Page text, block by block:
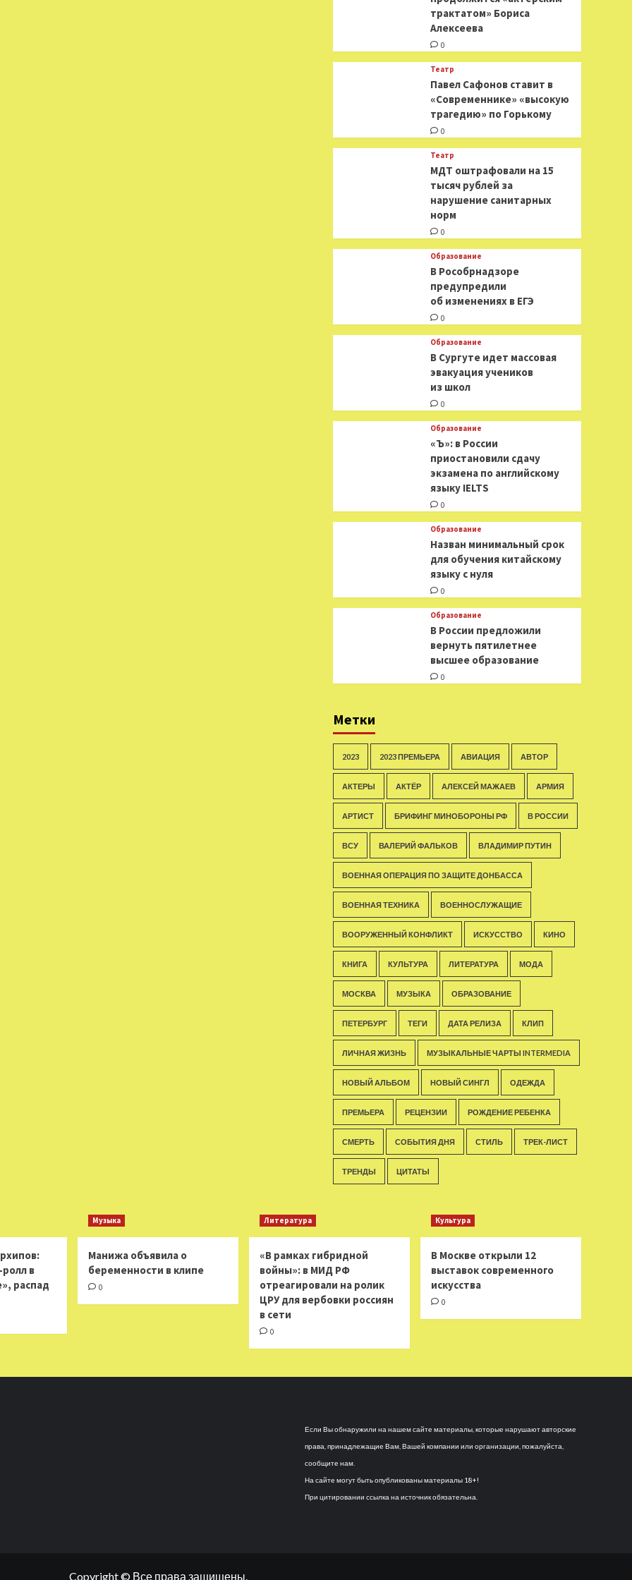
трактатом» Бориса
Алексеева
0
Театр
Павел Сафонов ставит в
«Современнике» «высокую
трагедию» по Горькому
0
Театр
МДТ оштрафовали на 15
тысяч рублей за
нарушение санитарных
норм
0
Образование
В Рособрнадзоре
предупредили
об изменениях в ЕГЭ
0
Образование
В Сургуте идет массовая
эвакуация учеников
из школ
0
Образование
«Ъ»: в России
приостановили сдачу
экзамена по английскому
языку IELTS
0
Образование
Назван минимальный срок
для обучения китайскому
языку с нуля
0
Образование
В России предложили
вернуть пятилетнее
высшее образование
0
Метки
2023 2023 ПРЕМЬЕРА АВИАЦИЯ АВТОР
АКТЕРЫ АКТЁР АЛЕКСЕЙ МАЖАЕВ АРМИЯ
АРТИСТ БРИФИНГ МИНОБОРОНЫ РФ В РОССИИ
ВСУ ВАЛЕРИЙ ФАЛЬКОВ ВЛАДИМИР ПУТИН
ВОЕННАЯ ОПЕРАЦИЯ ПО ЗАЩИТЕ ДОНБАССА
ВОЕННАЯ ТЕХНИКА ВОЕННОСЛУЖАЩИЕ
ВООРУЖЕННЫЙ КОНФЛИКТ ИСКУССТВО КИНО
КНИГА КУЛЬТУРА ЛИТЕРАТУРА МОДА
МОСКВА МУЗЫКА ОБРАЗОВАНИЕ
ПЕТЕРБУРГ ТЕГИ ДАТА РЕЛИЗА КЛИП
ЛИЧНАЯ ЖИЗНЬ МУЗЫКАЛЬНЫЕ ЧАРТЫ INTERMEDIA
НОВЫЙ АЛЬБОМ НОВЫЙ СИНГЛ ОДЕЖДА
ПРЕМЬЕРА РЕЦЕНЗИИ РОЖДЕНИЕ РЕБЕНКА
СМЕРТЬ СОБЫТИЯ ДНЯ СТИЛЬ ТРЕК-ЛИСТ
ТРЕНДЫ ЦИТАТЫ
в
распад
Музыка
Манижа объявила о
беременности в клипе
0
Литература
«В рамках гибридной
войны»: в МИД РФ
отреагировали на ролик
ЦРУ для вербовки россиян
в сети
0
Культура
В Москве открыли 12
выставок современного
искусства
0
Если Вы обнаружили на нашем сайте материалы, которые нарушают авторские
права, принадлежащие Вам, Вашей компании или организации, пожалуйста,
сообщите нам.
На сайте могут быть опубликованы материалы 18+!
При цитировании ссылка на источник обязательна.
Copyright © Все права защищены.